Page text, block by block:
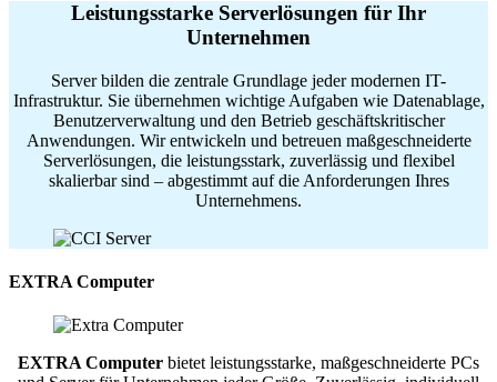
Leistungsstarke Serverlösungen für Ihr
Unternehmen
Server bilden die zentrale Grundlage jeder modernen IT-
Infrastruktur. Sie übernehmen wichtige Aufgaben wie Datenablage,
Benutzerverwaltung und den Betrieb geschäftskritischer
Anwendungen. Wir entwickeln und betreuen maßgeschneiderte
Serverlösungen, die leistungsstark, zuverlässig und flexibel
skalierbar sind – abgestimmt auf die Anforderungen Ihres
Unternehmens.
EXTRA Computer
EXTRA Computer bietet leistungsstarke, maßgeschneiderte PCs